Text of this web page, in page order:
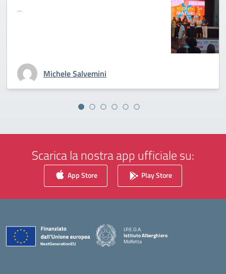
...
Michele Salvemini
Scarica la nostra app ufficiale su:
App Store Play Store
I.P.E.O.A.
Istituto Alberghiero
Molfetta